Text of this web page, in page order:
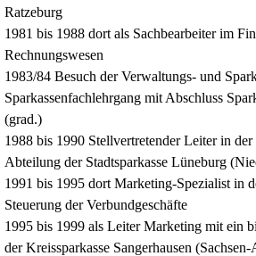
Ratzeburg
1981 bis 1988 dort als Sachbearbeiter im
Rechnungswesen
1983/84 Besuch der Verwaltungs- und
Sparkassenfachlehrgang mit Abschluss
(grad.)
1988 bis 1990 Stellvertretender Leiter in
Abteilung der Stadtsparkasse Lüneburg
1991 bis 1995 dort Marketing-Spezialist in
Steuerung der Verbundgeschäfte
1995 bis 1999 als Leiter Marketing mit ein
der Kreissparkasse Sangerhausen